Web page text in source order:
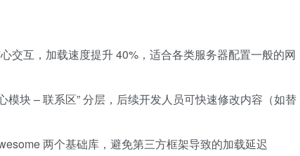
交互，加载速度提升 40%，适合各类服务器配置一般的网
模块 – 联系区” 分层，后续开发人员可快速修改内容（如替
两个基础库，避免第三方框架导致的加载延迟